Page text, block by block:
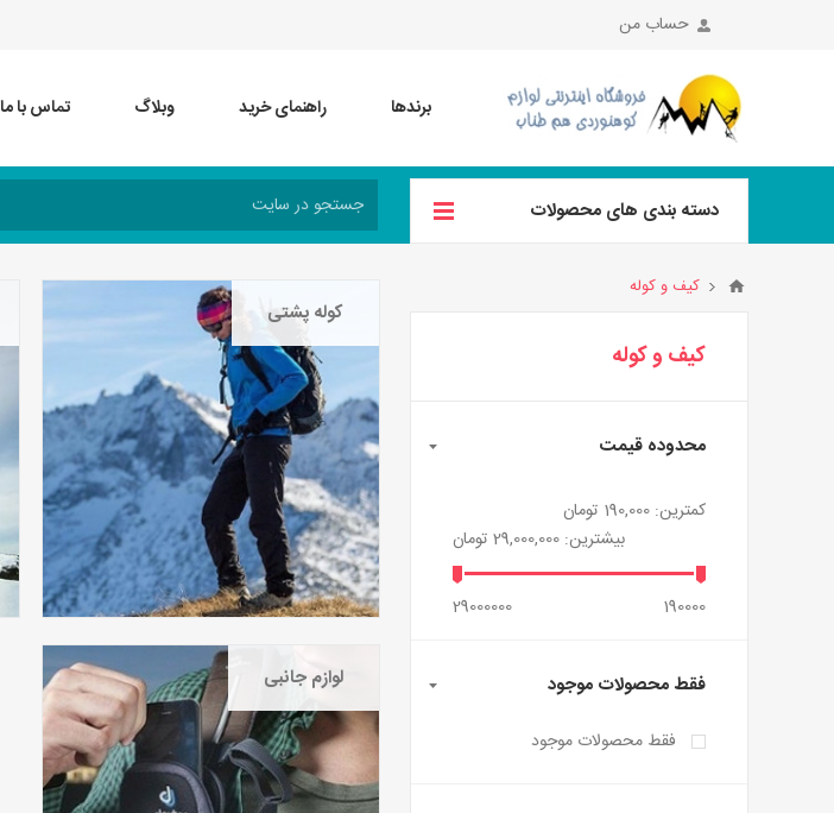
حساب من
برندها راهنمای خرید وبلاگ تماس با ما
دسته بندی های محصولات
کیف و کوله
کوله پشتی
لوازم جانبی
کیف و کوله
محدوده قیمت
کمترین: 190,000 تومان
بیشترین: 29,000,000 تومان
190000
29000000
فقط محصولات موجود
فقط محصولات موجود